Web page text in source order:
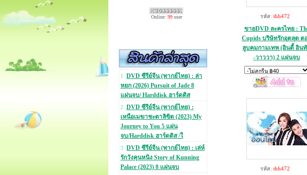
Online: 99user
1. DVD ซีรีย์จีน (พากย์ไทย) : ล่า
หยก (2026) Pursuit of Jade 8
แผ่นจบ/ Harddisk ฮาร์ดดิส
2. DVD ซีรีย์จีน (พากย์ไทย) :
เหนือเมฆาชะตาลิขิต (2023) My
Journey to You 5 แผ่น
จบ/Harddisk ฮาร์ดดิส /ใ
3. DVD ซีรีย์จีน (พากย์ไทย) : เล่ห์
รักวังคุนหนิง Story of Kunning
Palace (2023) 8 แผ่นจบ
รหัส: thh472
ขายDVD ละครไทย :
Cupids บริษัทรักอุตลุด ต
ลูบคมกามเทพ (อินดี้ อิน
-วาววา) 2 แผ่นจบ
รหัส: thh472